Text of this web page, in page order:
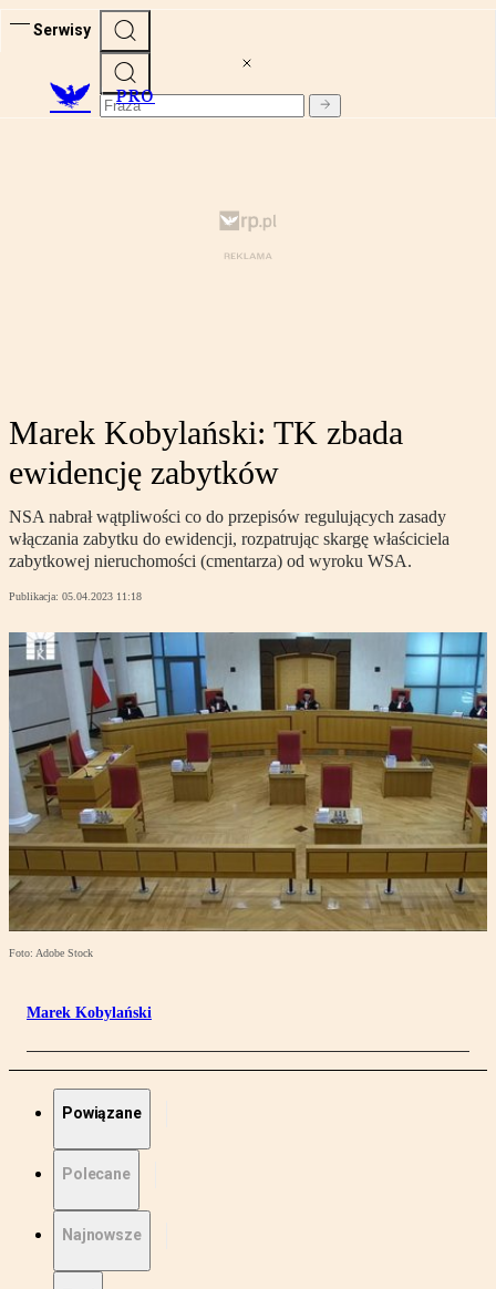
Serwisy
PRO
Marek Kobylański: TK zbada
ewidencję zabytków
NSA nabrał wątpliwości co do przepisów regulujących zasady
włączania zabytku do ewidencji, rozpatrując skargę właściciela
zabytkowej nieruchomości (cmentarza) od wyroku WSA.
Publikacja: 05.04.2023 11:18
Foto: Adobe Stock
Marek Kobylański
Powiązane
Polecane
Najnowsze